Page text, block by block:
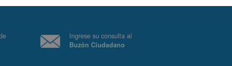
de
Ingrese su consulta al
Buzón Ciudadano